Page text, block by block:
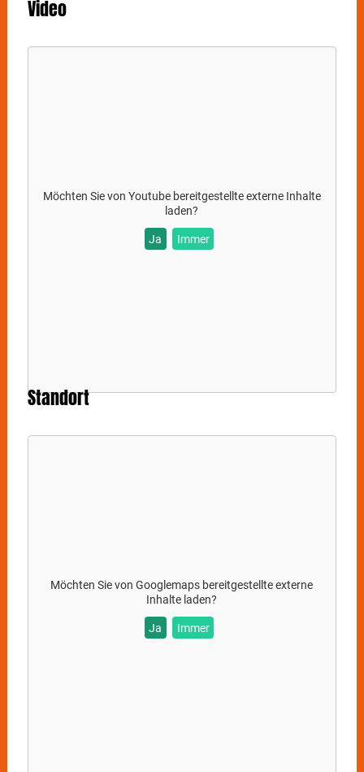
Video
Möchten Sie von Youtubebereitgestellte externe Inhalte
laden?
Ja Immer
Standort
Möchten Sie vonGooglemaps bereitgestellte externe
Inhalte laden?
Ja Immer